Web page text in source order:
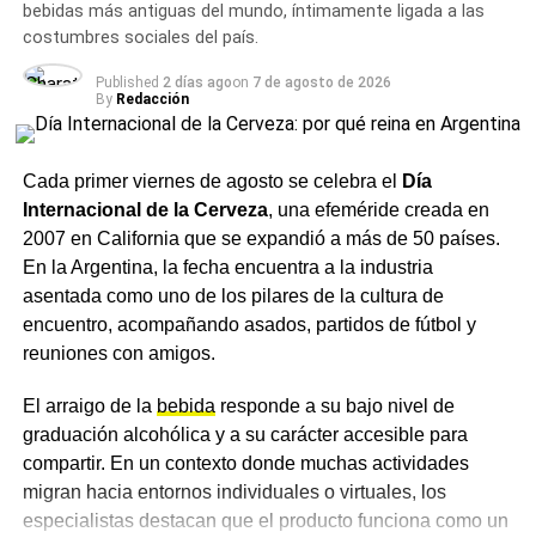
El agradecimiento a las
familias
Elhospitaldestacó especialmente a todas las mamás y
y se acercaron para conocer más sobre este alimento
único e irremplazable. Desde la institución remarcaron
que la leche materna no solo alimenta, sino que protege,
fortalece el vínculo entre mamá y bebé y aporta
beneficios para todo el binomio, para un comienzo
saludable de la vida.
sostengan la lactancia, ya que consideran que apoyarla
es una responsabilidad de toda la comunidad.
Másnoticias de CharataenCharataChaco.Net.
bebidas más antiguas del mundo, íntimamente ligada a las
costumbres sociales del país.
Published 2 días agoon 7 de agosto de 2026
By Redacción
Cada primer viernes de agosto se celebra el
Día
Internacional de la Cerveza, una efeméride creada en
2007 en California que se expandió a más de 50 países.
En la Argentina, la fecha encuentra a la industria
asentada como uno de los pilares de la cultura de
encuentro, acompañando asados, partidos de fútbol y
reuniones con amigos.
El arraigo de la bebida responde a su bajo nivel de
graduación alcohólica y a su carácter accesible para
compartir. En un contexto donde muchas actividades
migran hacia entornos individuales o virtuales, los
especialistas destacan que el producto funciona como un